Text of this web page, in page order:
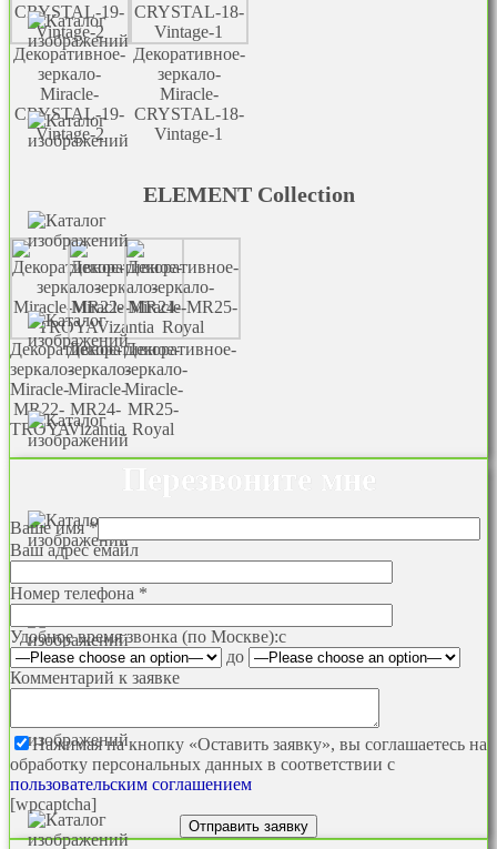
Декоративное-
зеркало-
Miracle-
CRYSTAL-19-
Vintage-2
Декоративное-
зеркало-
Miracle-
CRYSTAL-18-
Vintage-1
ELEMENT Collection
Декоративное-
зеркало-
Miracle-
MR22-
TROYA
Декоративное-
зеркало-
Miracle-
MR24-
Vizantia
Декоративное-
зеркало-
Miracle-
MR25-
Royal
Ваше имя *
Ваш адрес емайл
Номер телефона *
Удобное время звонка (по Москве):c
до
Комментарий к заявке
Нажимая на кнопку «Оставить заявку», вы соглашаетесь на
обработку персональных данных в соответствии с
пользовательским соглашением
[wpcaptcha]